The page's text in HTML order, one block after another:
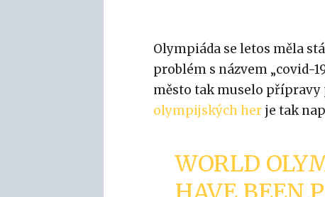
Olympiáda se letos měla
problém s názvem „covid-
město tak muselo přípravy
olympijských her je tak
WORLD